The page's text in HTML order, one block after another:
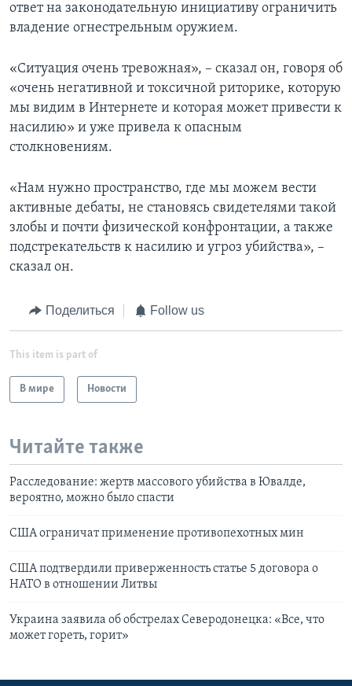
ответ на законодательную инициативу ограничить
владение огнестрельным оружием.
«Ситуация очень тревожная», – сказал он, говоря об
«очень негативной и токсичной риторике, которую
мы видим в Интернете и которая может привести к
насилию» и уже привела к опасным
столкновениям.
«Нам нужно пространство, где мы можем вести
активные дебаты, не становясь свидетелями такой
злобы и почти физической конфронтации, а также
подстрекательств к насилию и угроз убийства», –
сказал он.
Поделиться Follow us
This item is part of
В мире Новости
Читайте также
Расследование: жертв массового убийства в Ювалде,
вероятно, можно было спасти
США ограничат применение противопехотных мин
США подтвердили приверженность статье 5 договора о
НАТО в отношении Литвы
Украина заявила об обстрелах Северодонецка: «Все, что
может гореть, горит»